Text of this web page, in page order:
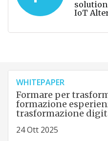
IoT
WHITEPAPER
Formare per
formazione
trasformazione
24 Ott 2025